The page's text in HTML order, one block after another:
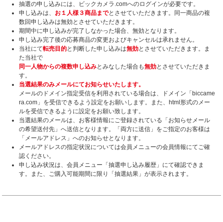
抽選の申し込みには、ビックカメラ.comへのログインが必要です。
申し込みは、 お１人様３商品までとさせていただきます。同一商品の複
数回申し込みは無効とさせていただきます。
期間中に申し込みが完了しなかった場合、無効となります。
申し込み完了後の応募商品の変更およびキャンセルは承れません。
当社にて転売目的と判断した申し込みは無効とさせていただきます。ま
た当社で
同一人物からの複数申し込みとみなした場合も無効とさせていただきま
す。
当選結果のみメールにてお知らせいたします。
メールのドメイン指定受信を利用されている場合は、ドメイン「biccame
ra.com」を受信できるよう設定をお願いします。また、html形式のメー
ルを受信できるように設定をお願い致します。
当選結果のメールは、お客様情報にご登録されている「お知らせメール
の希望送付先」へ送信となります。「両方に送信」をご指定のお客様は
「メールアドレス」へのお知らせとなります。
メールアドレスの指定状況については会員メニューの会員情報にてご確
認ください。
申し込み状況は、会員メニュー「抽選申し込み履歴」にて確認できま
す。また、ご購入可能期間に限り「抽選結果」が表示されます。